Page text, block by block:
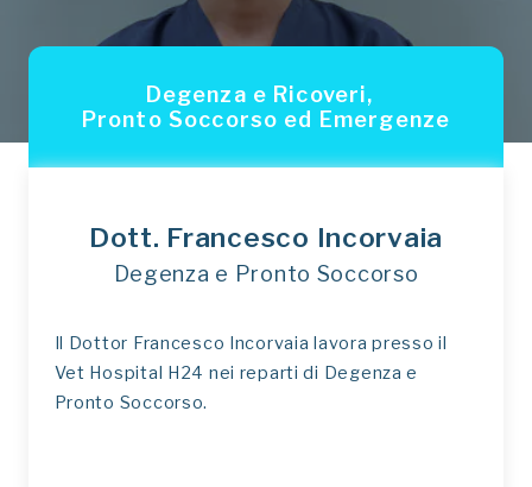
Degenza e Ricoveri,
Pronto Soccorso ed Emergenze
Dott. Francesco Incorvaia
Degenza e Pronto Soccorso
Il Dottor Francesco Incorvaia lavora presso il
Vet Hospital H24 nei reparti di Degenza e
Pronto Soccorso.